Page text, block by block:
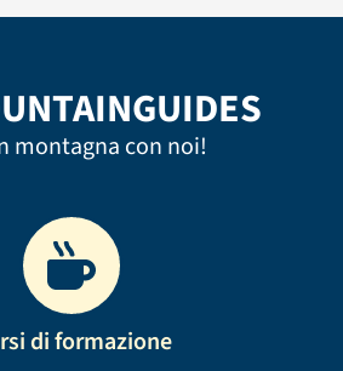
montagna con noi!
di formazione